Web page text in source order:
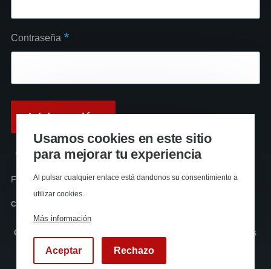
Contraseña
Reinicializar su contraseña
Funciona conDrupal
Canal RSS
Copyright © La huella roja Almería (2024). Todos los derechos
reservados
Usamos cookies en este sitio
para mejorar tu experiencia
Al pulsar cualquier enlace está dandonos su consentimiento a
utilizar cookies..
Más información
Aceptar Rechazo